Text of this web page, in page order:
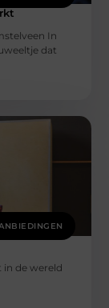
In
dat
in de wereld